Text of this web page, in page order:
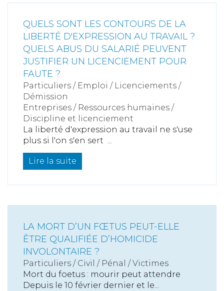
QUELS SONT LES CONTOURS DE LA
LIBERTÉ D'EXPRESSION AU TRAVAIL ?
QUELS ABUS DU SALARIÉ PEUVENT
JUSTIFIER UN LICENCIEMENT POUR
FAUTE ?
Particuliers / Emploi / Licenciements /
Démission
Entreprises / Ressources humaines /
Discipline et licenciement
La liberté d'expression au travail ne s'use
plus si l'on s'en sert ...
Lire la suite
LA MORT D’UN FŒTUS PEUT-ELLE
ÊTRE QUALIFIÉE D’HOMICIDE
INVOLONTAIRE ?
Particuliers / Civil / Pénal /Victimes
Mort du foetus : mourir peut attendre
Depuis le 10 février dernier et le...